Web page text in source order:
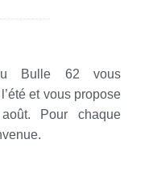
Bulle 62 vous
et vous propose
Pour chaque